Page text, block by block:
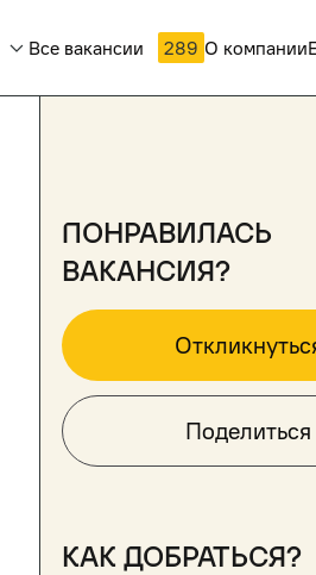
Все вакансии 289 О компании
понравилась
вакансия?
Поделиться
как добраться?